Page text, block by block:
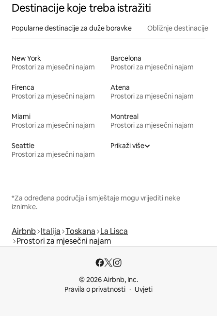
Destinacije koje treba istražiti
Popularne destinacije za duže boravke Obližnje destinacije
New York
Prostori za mjesečni najam
Barcelona
Prostori za mjesečni najam
Firenca
Prostori za mjesečni najam
Atena
Prostori za mjesečni najam
Miami
Prostori za mjesečni najam
Montreal
Prostori za mjesečni najam
Seattle
Prostori za mjesečni najam
Prikaži više
*Za određena područja i smještaje mogu vrijediti neke
iznimke.
Airbnb Italija Toskana La Lisca
Prostori za mjesečni najam
© 2026 Airbnb, Inc.
Pravila o privatnosti
Uvjeti